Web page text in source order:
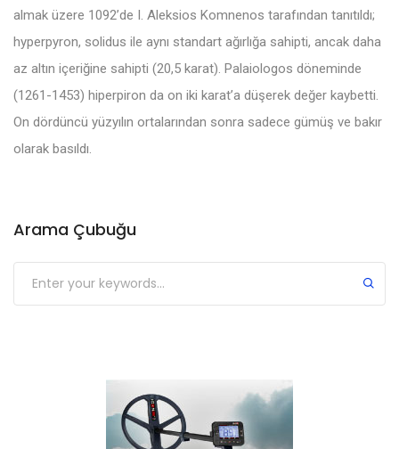
almak üzere 1092’de I. Aleksios Komnenos tarafından tanıtıldı;
hyperpyron, solidus ile aynı standart ağırlığa sahipti, ancak daha
az altın içeriğine sahipti (20,5 karat). Palaiologos döneminde
(1261-1453) hiperpiron da on iki karat’a düşerek değer kaybetti.
On dördüncü yüzyılın ortalarından sonra sadece gümüş ve bakır
olarak basıldı.
Arama Çubuğu